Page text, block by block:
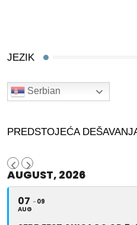
JEZIK
Serbian
PREDSTOJEĆA
AUGUST, 2026
07
AUG
09